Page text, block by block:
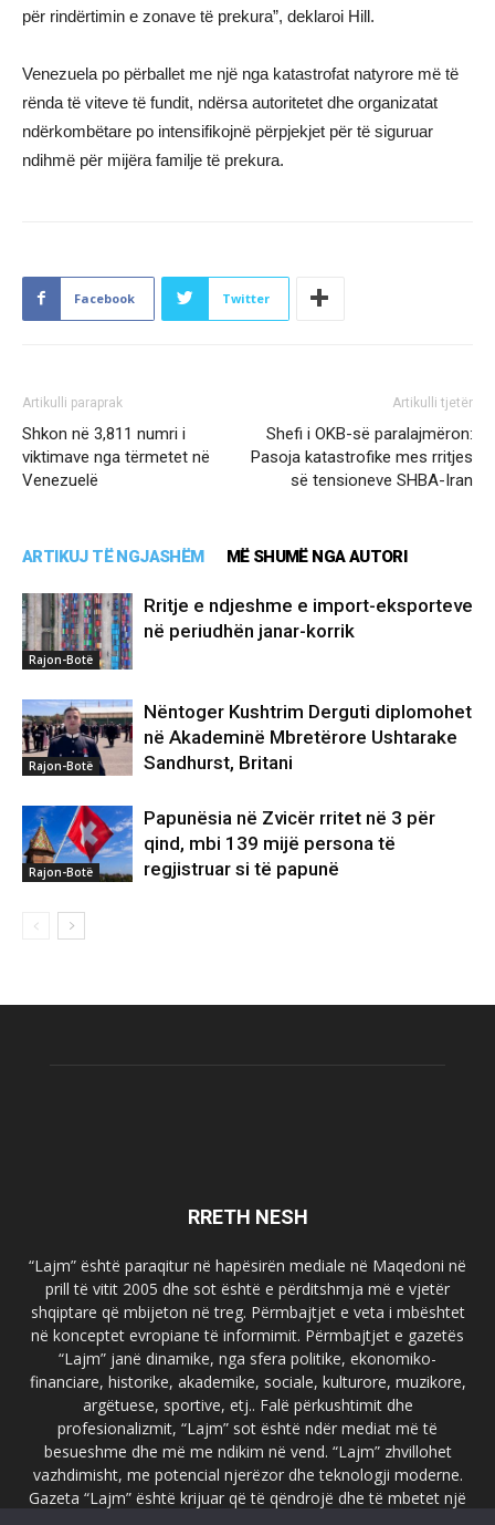
për rindërtimin e zonave të prekura”, deklaroi Hill.
Venezuela po përballet me një nga katastrofat natyrore më të
rënda të viteve të fundit, ndërsa autoritetet dhe organizatat
ndërkombëtare po intensifikojnë përpjekjet për të siguruar
ndihmë për mijëra familje të prekura.
Facebook Twitter
Artikulli paraprak
Shkon në 3,811 numri i
viktimave nga tërmetet në
Venezuelë
Artikulli tjetër
Shefi i OKB-së paralajmëron:
Pasoja katastrofike mes rritjes
së tensioneve SHBA-Iran
ARTIKUJ TË NGJASHËM MË SHUMË NGA AUTORI
Rajon-Botë
Rritje e ndjeshme e import-eksporteve
në periudhën janar-korrik
Rajon-Botë
Nëntoger Kushtrim Derguti diplomohet
në Akademinë Mbretërore Ushtarake
Sandhurst, Britani
Rajon-Botë
Papunësia në Zvicër rritet në 3 për
qind, mbi 139 mijë persona të
regjistruar si të papunë
RRETH NESH
“Lajm” është paraqitur në hapësirën mediale në Maqedoni në
prill të vitit 2005 dhe sot është e përditshmja më e vjetër
shqiptare që mbijeton në treg. Përmbajtjet e veta i mbështet
në konceptet evropiane të informimit. Përmbajtjet e gazetës
“Lajm” janë dinamike, nga sfera politike, ekonomiko-
financiare, historike, akademike, sociale, kulturore, muzikore,
argëtuese, sportive, etj.. Falë përkushtimit dhe
profesionalizmit, “Lajm” sot është ndër mediat më të
besueshme dhe më me ndikim në vend. “Lajm” zhvillohet
vazhdimisht, me potencial njerëzor dhe teknologji moderne.
Gazeta “Lajm” është krijuar që të qëndrojë dhe të mbetet një